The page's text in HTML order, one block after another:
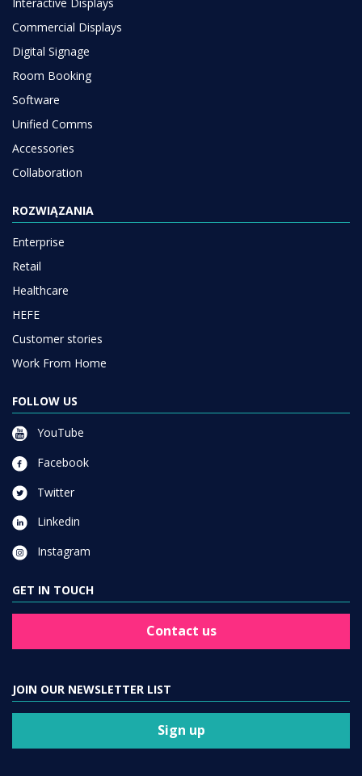
Commercial Displays
Digital Signage
Room Booking
Software
Unified Comms
Accessories
Collaboration
ROZWIĄZANIA
Enterprise
Retail
Healthcare
HEFE
Customer stories
Work From Home
FOLLOW US
YouTube
Facebook
Twitter
Linkedin
Instagram
GET IN TOUCH
Contact us
JOIN OUR NEWSLETTER LIST
Sign up